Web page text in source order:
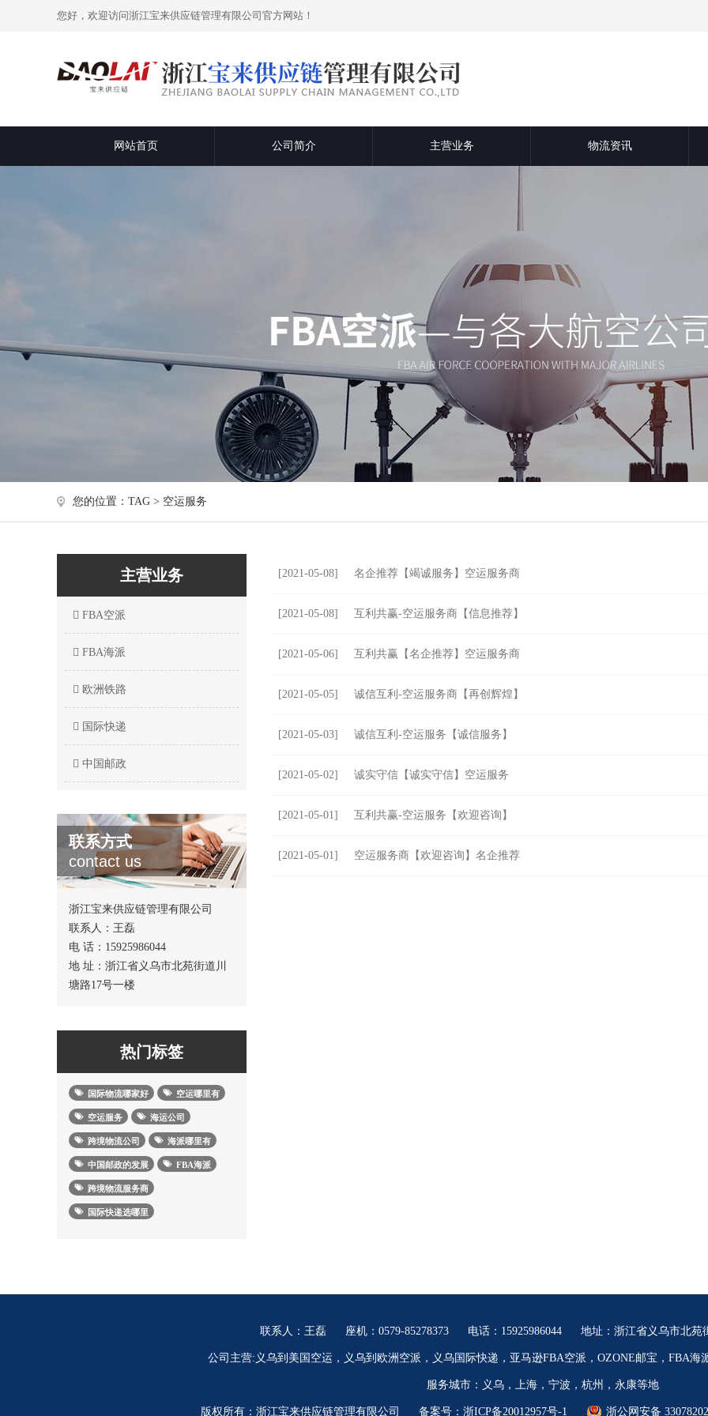
您好，欢迎访问浙江宝来供应链管理有限公司官方网站！
网站首页 公司简介 主营业务 物流资讯
您的位置：TAG > 空运服务
主营业务
FBA空派
FBA海派
欧洲铁路
国际快递
中国邮政
联系方式
contact us
浙江宝来供应链管理有限公司
联系人：王磊
电 话：15925986044
地 址：浙江省义乌市北苑街道川
塘路17号一楼
热门标签
国际物流哪家好 空运哪里有
空运服务 海运公司
跨境物流公司 海派哪里有
中国邮政的发展 FBA海派
跨境物流服务商
国际快递选哪里
[2021-05-08] 名企推荐【竭诚服务】空运服务商
[2021-05-08] 互利共赢-空运服务商【信息推荐】
[2021-05-06] 互利共赢【名企推荐】空运服务商
[2021-05-05] 诚信互利-空运服务商【再创辉煌】
[2021-05-03] 诚信互利-空运服务【诚信服务】
[2021-05-02] 诚实守信【诚实守信】空运服务
[2021-05-01] 互利共赢-空运服务【欢迎咨询】
[2021-05-01] 空运服务商【欢迎咨询】名企推荐
联系人：王磊 座机：0579-85278373 电话：15925986044 地址：浙江省义乌市北苑
公司主营:义乌到美国空运，义乌到欧洲空派，义乌国际快递，亚马逊FBA空派，OZONE邮宝，FBA海
服务城市：义乌，上海，宁波，杭州，永康等地
版权所有：浙江宝来供应链管理有限公司 备案号： 浙ICP备20012957号-1 浙公网安备